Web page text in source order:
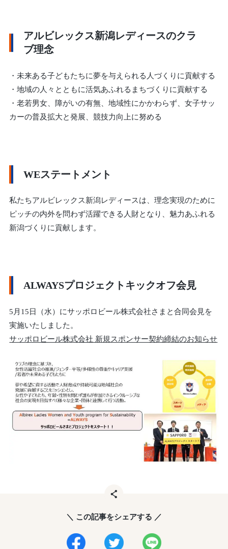
アルビレックス新潟レディースのクラ
ブ理念
・未来ある子どもたちに夢を与えられる人づくりに貢献する
・地域の人々とともに活気あふれるまちづくりに貢献する
・老若男女、障がいの有無、地域性にかかわらず、女子サッ
カーの普及拡大と発展、競技力向上に努める
WEステートメント
私たちアルビレックス新潟レディースは、理念実現のために
ピッチの内外を問わず活躍できる人財となり、魅力あふれる
新潟づくりに貢献します。
ALWAYSプロジェクトキックオフ会見
5月15日（水）にサッポロビール株式会社さまと合同会見を
実施いたしました。
サッポロビール株式会社 新規スポンサー契約締結のお知らせ
＼ この記事をシェアする ／